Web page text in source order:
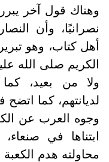
وهناك قول آخر يبرر
نصرانيًا، وأن
أهل كتاب، وهو
الكريم صلى الله
ولا من بعيد،
لديانتهم، كما
وجوه العرب عن
ابتناها في
محاولته هدم